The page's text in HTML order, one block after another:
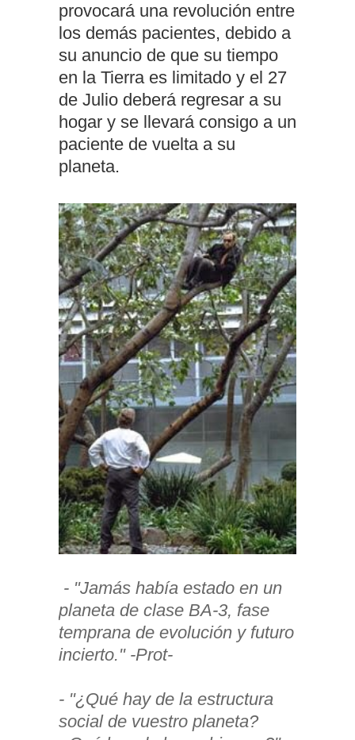
provocará una revolución entre
los demás pacientes, debido a
su anuncio de que su tiempo
en la Tierra es limitado y el 27
de Julio deberá regresar a su
hogar y se llevará consigo a un
paciente de vuelta a su
planeta.
- "Jamás había estado en un
planeta de clase BA-3, fase
temprana de evolución y futuro
incierto." -Prot-
- "¿Qué hay de la estructura
social de vuestro planeta?